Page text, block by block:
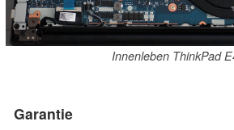
Innenleben ThinkPad
Garantie